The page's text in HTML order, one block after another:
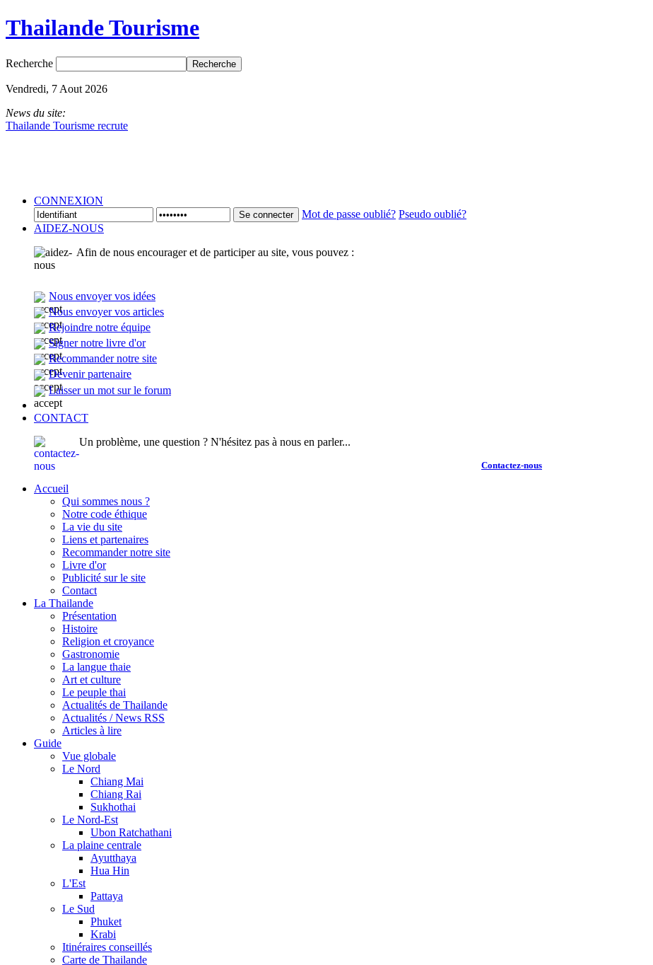
Thailande Tourisme
Recherche
Vendredi, 7 Aout 2026
News du site:
Thailande Tourisme recrute
CONNEXION
Se connecter Mot de passe oublié? Pseudo oublié?
AIDEZ-NOUS
Afin de nous encourager et de participer au site, vous pouvez :
Nous envoyer vos idées
Nous envoyer vos articles
Rejoindre notre équipe
Signer notre livre d'or
Recommander notre site
Devenir partenaire
Laisser un mot sur le forum
CONTACT
Un problème, une question ? N'hésitez pas à nous en parler...
Contactez-nous
Accueil
Qui sommes nous ?
Notre code éthique
La vie du site
Liens et partenaires
Recommander notre site
Livre d'or
Publicité sur le site
Contact
La Thailande
Présentation
Histoire
Religion et croyance
Gastronomie
La langue thaie
Art et culture
Le peuple thai
Actualités de Thailande
Actualités / News RSS
Articles à lire
Guide
Vue globale
Le Nord
Chiang Mai
Chiang Rai
Sukhothai
Le Nord-Est
Ubon Ratchathani
La plaine centrale
Ayutthaya
Hua Hin
L'Est
Pattaya
Le Sud
Phuket
Krabi
Itinéraires conseillés
Carte de Thailande